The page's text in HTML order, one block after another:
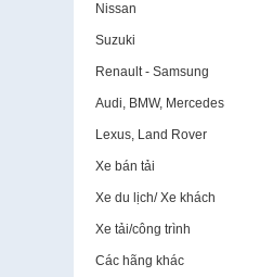
Nissan
Suzuki
Renault - Samsung
Audi, BMW, Mercedes
Lexus, Land Rover
Xe bán tải
Xe du lịch/ Xe khách
Xe tải/công trình
Các hãng khác